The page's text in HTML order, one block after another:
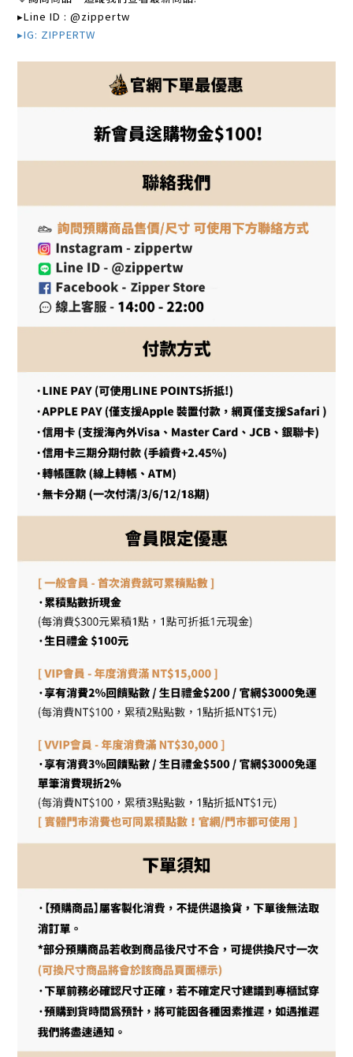
▸Line ID : @zippertw
▸IG: ZIPPERTW